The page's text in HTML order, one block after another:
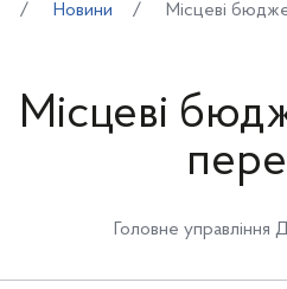
Новини Місцеві
Місцеві
Головне управління